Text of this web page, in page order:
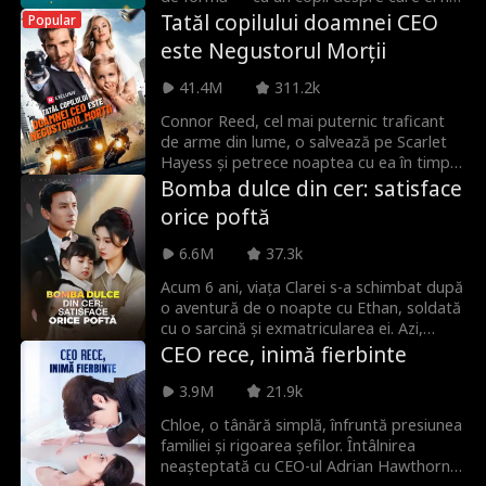
a fost destinată?
știe că e al lui.
Popular
Tatăl copilului doamnei CEO
este Negustorul Morții
41.4M
311.2k
Connor Reed, cel mai puternic traficant
de arme din lume, o salvează pe Scarlet
Hayess și petrece noaptea cu ea în timp
ce se află sub acoperire. Patru ani mai
târziu, încă ascuns, Scarlet apare din nou.
Acum, Connor trebuie să le țină pe
ambele în siguranță, fără să-și dezvăluie
adevărata identitate.
Bomba dulce din cer: satisface
orice poftă
6.6M
37.3k
Acum 6 ani, viața Clarei s-a schimbat după
o aventură de o noapte cu Ethan, soldată
cu o sarcină și exmatricularea ei. Azi,
aflată la spital cu fiica ei febrilă, Mandy,
descoperă că micuța are genele influentei
familii Thorne. Entuziasmat, bunicul lui
familie. Începe lupta pentru regăsire și
legături de sânge.
CEO rece, inimă fierbinte
3.9M
21.9k
Chloe, o tânără simplă, înfruntă presiunea
familiei și rigoarea șefilor. Întâlnirea
neașteptată cu CEO-ul Adrian Hawthorne